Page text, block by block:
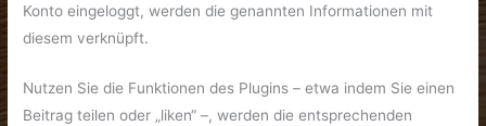
Konto eingeloggt, werden die genannten Informationen mit
diesem verknüpft.
Nutzen Sie die Funktionen des Plugins – etwa indem Sie einen
Beitrag teilen oder „liken“ –, werden die entsprechenden